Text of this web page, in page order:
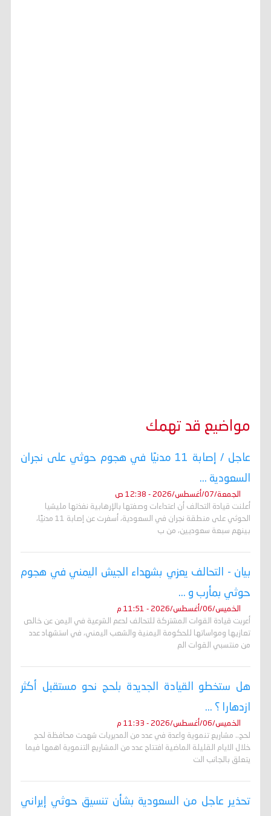
مواضيع قد تهمك
عاجل / إصابة 11 مدنيًا في هجوم حوثي على نجران
السعودية ...
الجمعة/07/أغسطس/2026 - 12:38 ص
أعلنت قيادة التحالف أن اعتداءات وصفتها بالإرهابية نفذتها مليشيا
الحوثي على منطقة نجران في السعودية، أسفرت عن إصابة 11 مدنيًا،
بينهم سبعة سعوديين، من ب
بيان - التحالف يعزي بشهداء الجيش اليمني في هجوم
حوثي بمأرب و ...
الخميس/06/أغسطس/2026 - 11:51 م
أعربت قيادة القوات المشتركة للتحالف لدعم الشرعية في اليمن عن خالص
تعازيها ومواساتها للحكومة اليمنية والشعب اليمني، في استشهاد عدد
من منتسبي القوات الم
هل ستخطو القيادة الجديدة بلحج نحو مستقبل أكثر
ازدهارا ؟ ...
الخميس/06/أغسطس/2026 - 11:33 م
لحج.. مشاريع تنموية واعدة في عدد من المديريات شهدت محافظة لحج
خلال الايام القليلة الماضية افتتاح عدد من المشاريع التنموية اهمها فيما
يتعلق بالجانب الت
تحذير عاجل من السعودية بشأن تنسيق حوثي إيراني